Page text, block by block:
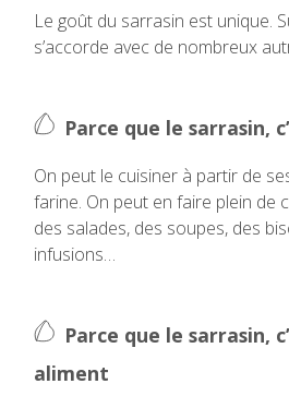
Le goût du sarrasin est unique.
s’accorde avec de nombreux
Parce que le sarrasin,
On peut le cuisiner à partir de
farine. On peut en faire plein de
des salades, des soupes, des
infusions…
Parce que le sarrasin,
aliment